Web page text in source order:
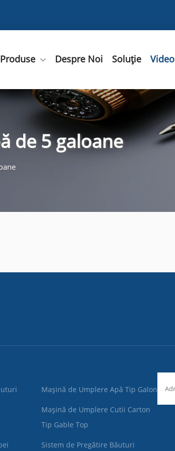
Produse Despre Noi Soluție Video
de 5 galoane
Mașină de Umplere Apă Tip Galon
Mașină de Umplere Cutii Carton
Tip Gable Top
Sistem de Pregătire Băuturi